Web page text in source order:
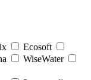
Ecosoft
WiseWater